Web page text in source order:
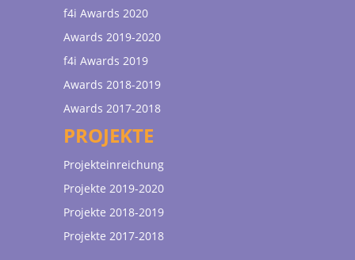
f4i Awards 2020
Awards 2019-2020
f4i Awards 2019
Awards 2018-2019
Awards 2017-2018
PROJEKTE
Projekteinreichung
Projekte 2019-2020
Projekte 2018-2019
Projekte 2017-2018